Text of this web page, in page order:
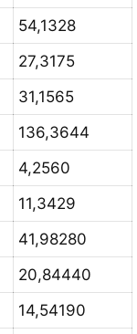
54,1328
27,3175
31,1565
136,3644
4,2560
11,3429
41,98280
20,84440
14,54190